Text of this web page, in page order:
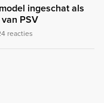
ingeschat als
PSV
reacties